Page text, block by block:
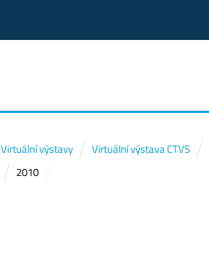
Virtuální výstavy Virtuální výstava CTVS
2010